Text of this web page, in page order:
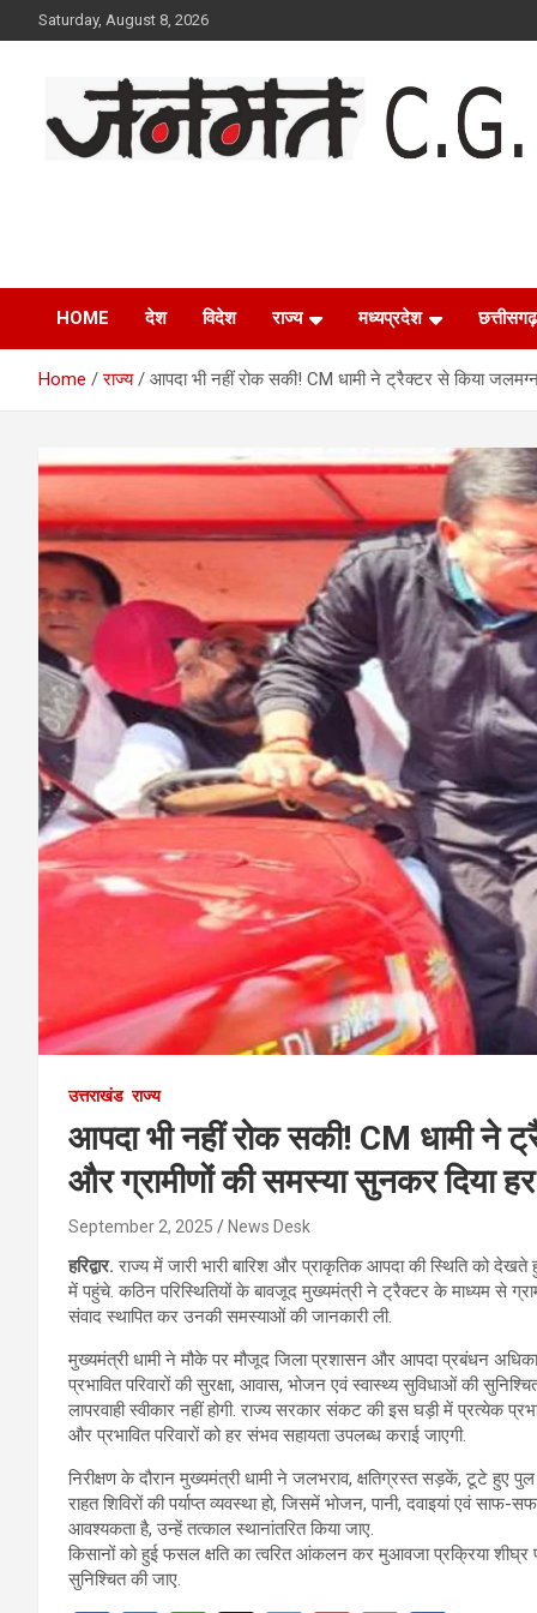
to
Saturday, August 8, 2026
HOME देश विदेश राज्य मध्यप्रदेश छत्तीसगढ़
Home राज्य आपदा भी नहीं रोक सकी! CM धामी ने ट्रैक्टर से किया
उत्तराखंड राज्य
आपदा भी नहीं रोक सकी! CM धामी ने
और ग्रामीणों की समस्या सुनकर दिया
September 2, 2025 News Desk
हरिद्वार.राज्य में जारी भारी बारिश और प्राकृतिक आपदा की स्थिति को देखते
में पहुंचे. कठिन परिस्थितियों के बावजूद मुख्यमंत्री ने ट्रैक्टर के माध्यम से
संवाद स्थापित कर उनकी समस्याओं की जानकारी ली.
मुख्यमंत्री धामी ने मौके पर मौजूद जिला प्रशासन और आपदा प्रबंधन
प्रभावित परिवारों की सुरक्षा, आवास, भोजन एवं स्वास्थ्य सुविधाओं की
लापरवाही स्वीकार नहीं होगी. राज्य सरकार संकट की इस घड़ी में प्रत्येक
और प्रभावित परिवारों को हर संभव सहायता उपलब्ध कराई जाएगी.
निरीक्षण के दौरान मुख्यमंत्री धामी ने जलभराव, क्षतिग्रस्त सड़कें, टूटे हुए
राहत शिविरों की पर्याप्त व्यवस्था हो, जिसमें भोजन, पानी, दवाइयां एवं
आवश्यकता है, उन्हें तत्काल स्थानांतरित किया जाए.
किसानों को हुई फसल क्षति का त्वरित आंकलन कर मुआवजा प्रक्रिया शीघ्र
सुनिश्चित की जाए.